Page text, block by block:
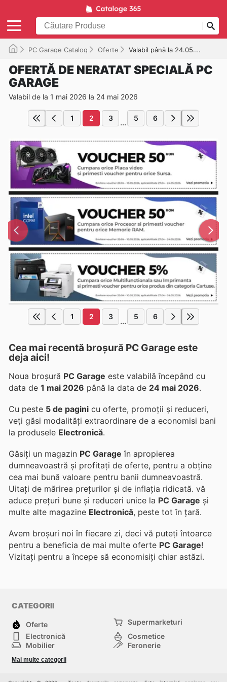
PC Garage Catalog Oferte Valabil până la 24.05.2026
OFERTĂ DE NERATAT SPECIALĂ PC
GARAGE
Valabil de la 1 mai 2026 la 24 mai 2026
1 2 3 ... 5 6
1 2 3 ... 5 6
Cea mai recentă broșură PC Garage este
deja aici!
Noua broșură PC Garage este valabilă începând cu
data de 1 mai 2026 până la data de 24 mai 2026.
Cu peste 5 de pagini cu oferte, promoții și reduceri,
veți găsi modalități extraordinare de a economisi bani
la produsele Electronică.
Găsiți un magazin PC Garage în apropierea
dumneavoastră și profitați de oferte, pentru a obține
cea mai bună valoare pentru banii dumneavoastră.
Uitați de mărirea prețurilor și de inflația ridicată. vă
aduce prețuri bune și reduceri unice la PC Garage și
multe alte magazine Electronică, peste tot în țară.
Avem broșuri noi în fiecare zi, deci vă puteți întoarce
pentru a beneficia de mai multe oferte PC Garage!
Vizitați pentru a începe să economisiți chiar astăzi.
CATEGORII
Oferte
Supermarketuri
Electronică
Cosmetice
Mobilier
Feronerie
Copii
Mai multe categorii